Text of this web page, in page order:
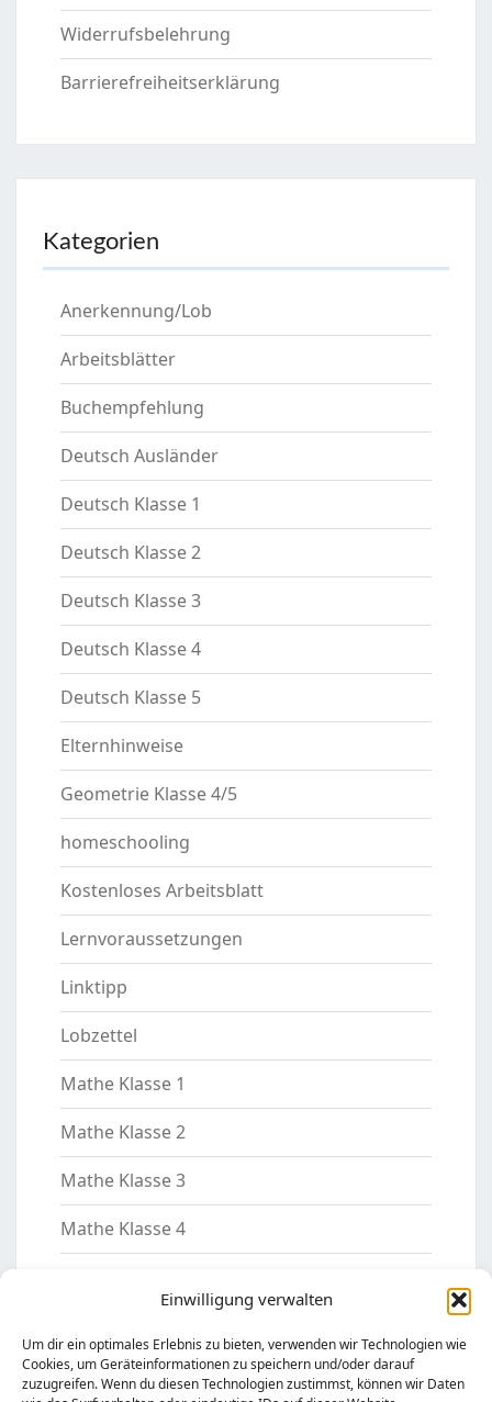
Einwilligung verwalten
Um dir ein optimales Erlebnis zu bieten, verwenden wir Technologien wie
Cookies, um Geräteinformationen zu speichern und/oder darauf
zuzugreifen. Wenn du diesen Technologien zustimmst, können wir Daten
Widerrufsbelehrung
Barrierefreiheitserklärung
Kategorien
Anerkennung/Lob
Arbeitsblätter
Buchempfehlung
Deutsch Ausländer
Deutsch Klasse 1
Deutsch Klasse 2
Deutsch Klasse 3
Deutsch Klasse 4
Deutsch Klasse 5
Elternhinweise
Geometrie Klasse 4/5
homeschooling
Kostenloses Arbeitsblatt
Lernvoraussetzungen
Linktipp
Lobzettel
Mathe Klasse 1
Mathe Klasse 2
Mathe Klasse 3
Mathe Klasse 4
Nachhilfelehrer